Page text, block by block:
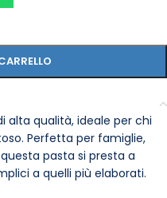
alta qualità, ideale per chi
Perfetta per famiglie,
pasta si presta a
a quelli più elaborati.